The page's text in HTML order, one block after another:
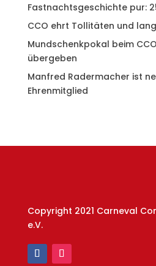
Fastnachtsgeschichte pur:
CCO ehrt Tollitäten und
Mundschenkpokal beim
übergeben
Manfred Radermacher ist
Ehrenmitglied
Copyright 2021 Carneval
e.V.